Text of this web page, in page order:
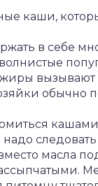
каши,
в себе
вызывают
обычно
масла